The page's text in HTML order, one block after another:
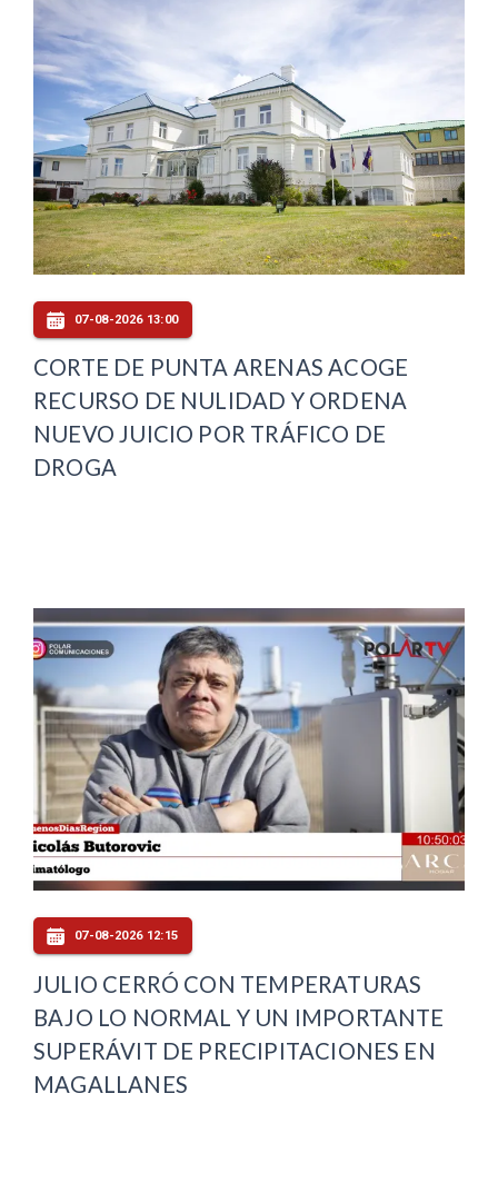
07-08-2026 13:00
CORTE DE PUNTA ARENAS ACOGE
RECURSO DE NULIDAD Y ORDENA
NUEVO JUICIO POR TRÁFICO DE
DROGA
07-08-2026 12:15
JULIO CERRÓ CON TEMPERATURAS
BAJO LO NORMAL Y UN IMPORTANTE
SUPERÁVIT DE PRECIPITACIONES EN
MAGALLANES